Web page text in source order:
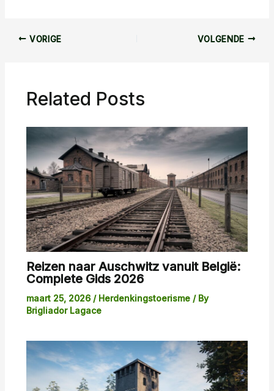
VORIGE VOLGENDE
Related Posts
Reizen naar Auschwitz vanuit België:
Complete Gids 2026
maart 25, 2026 / Herdenkingstoerisme/ By
Brigliador Lagace